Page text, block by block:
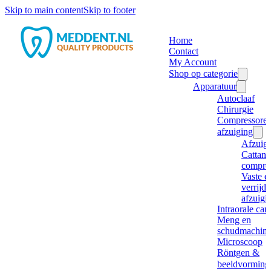
Skip to main contentSkip to footer
Home
Contact
My Account
Shop op categorie
Apparatuur
Autoclaaf
Chirurgie
afzuiging
Cattani
Vaste
Intraorale
Meng en
Microscoop
Röntgen &
beeldvorming